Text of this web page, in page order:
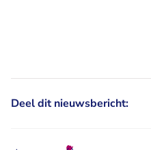
Deel dit nieuwsbericht: